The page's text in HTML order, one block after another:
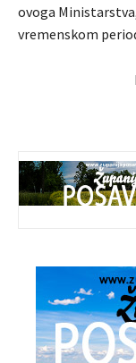
ovoga
vremenskom